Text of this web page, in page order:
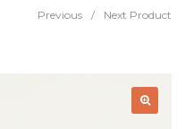
Previous / Next Product